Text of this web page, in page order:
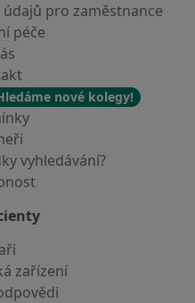
pro zaměstnance
péče
nové kolegy!
vyhledávání?
zařízení